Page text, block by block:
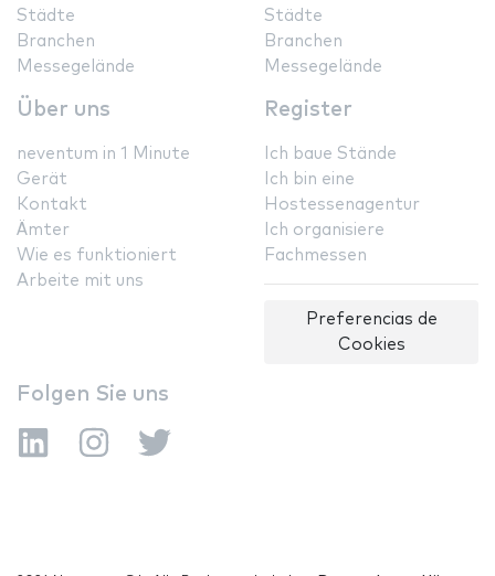
Städte
Branchen
Messegelände
Städte
Branchen
Messegelände
Über uns
neventum in 1 Minute
Gerät
Kontakt
Ämter
Wie es funktioniert
Arbeite mit uns
Register
Ich baue Stände
Ich bin eine
Hostessenagentur
Ich organisiere
Fachmessen
Preferencias de
Cookies
Folgen Sie uns